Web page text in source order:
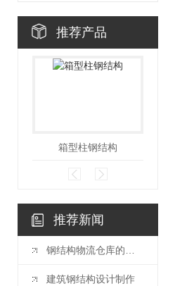
推荐产品
箱型柱钢结构
推荐新闻
钢结构物流仓库的特点介绍
建筑钢结构设计制作